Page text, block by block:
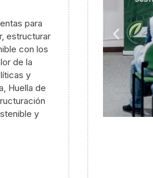
para
estructurar
con los
de la
y
Huella de
y